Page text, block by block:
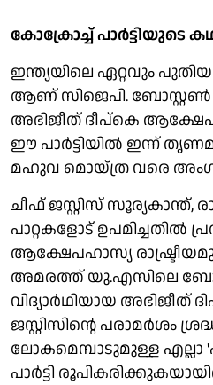
കോക്രോച്ച് പാർട്ടിയുടെ
ഇന്ത്യയിലെ ഏറ്റവും പുതിയ
ആണ് സിജെപി. ബോസ്റ്റൺ
അഭിജീത് ദീപ്കെ
ഈ പാർട്ടിയിൽ ഇന്ന്
മഹുവ മൊയ്ത്ര വരെ
ചീഫ് ജസ്റ്റിസ് സൂര്യകാന്ത്,
പാറ്റകളോട് ഉപമിച്ചതിൽ
ആക്ഷേപഹാസ്യ
അമരത്ത് യു.എസിലെ
വിദ്യാർഥിയായ അഭിജീത്
ജസ്റ്റിസിന്റെ പരാമർശം
ലോകമെമ്പാടുമുള്ള എല്ലാ
പാർട്ടി